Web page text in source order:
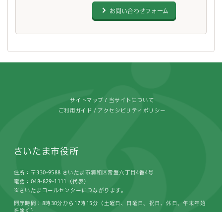
お問い合わせフォーム
サイトマップ 当サイトについて
ご利用ガイド アクセシビリティポリシー
さいたま市役所
住所：〒330-9588 さいたま市浦和区常盤六丁目4番4号
電話：048-829-1111（代表）
※さいたまコールセンターにつながります。
開庁時間：8時30分から17時15分（土曜日、日曜日、祝日、休日、年末年始
を除く）